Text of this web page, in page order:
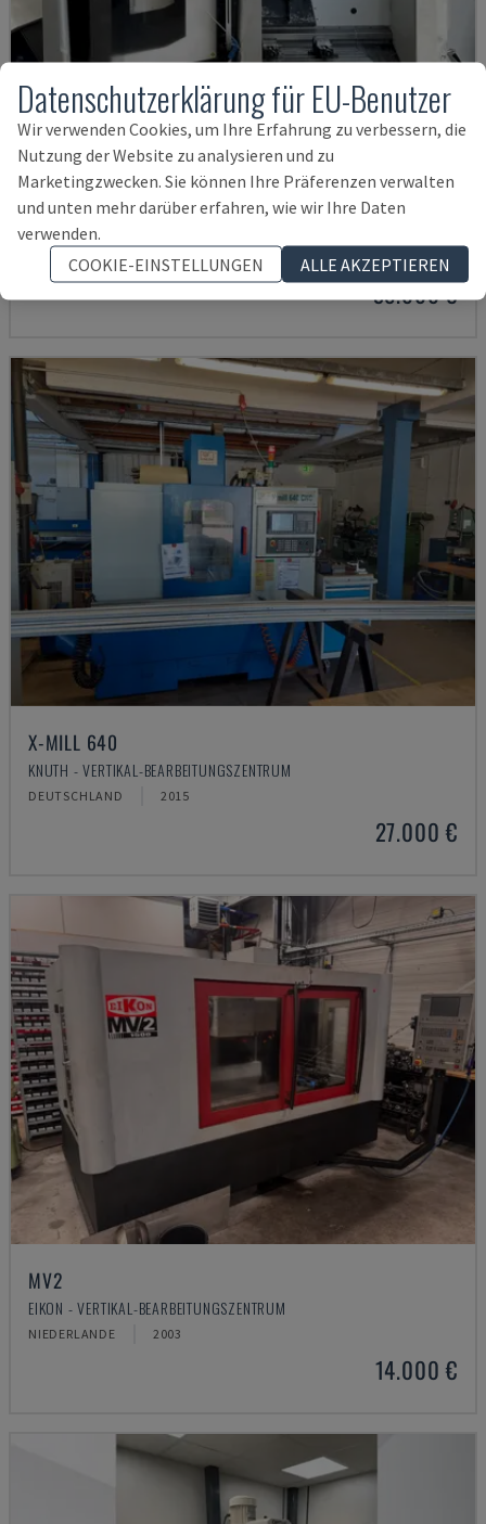
ECOMILL 800 V
DMG - VERTIKAL-BEARBEITUNGSZENTRUM
DEUTSCHLAND 2016 11.898 STD
38.000 €
X-MILL 640
KNUTH - VERTIKAL-BEARBEITUNGSZENTRUM
DEUTSCHLAND 2015
27.000 €
MV2
EIKON - VERTIKAL-BEARBEITUNGSZENTRUM
NIEDERLANDE 2003
14.000 €
Datenschutzerklärung für EU-Benutzer
Wir verwenden Cookies, um Ihre Erfahrung zu verbessern, die
Nutzung der Website zu analysieren und zu
Marketingzwecken. Sie können Ihre Präferenzen verwalten
und unten mehr darüber erfahren, wie wir Ihre Daten
verwenden.
COOKIE-EINSTELLUNGEN
ALLE AKZEPTIEREN